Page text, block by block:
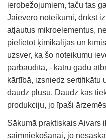
ierobežojumiem, taču tas
Jāievēro noteikumi, drīkst
atļautus mikroelementus,
pielietot ķimikālijas un
uzsver, ka šo noteikumu
pārbaudīta, - katru gadu
kārtībā, izsniedz sertifikātu
daudz plusu. Daudz kas
produkciju, jo īpaši
Sākumā praktiskais Aivars
saimniekošanai, jo